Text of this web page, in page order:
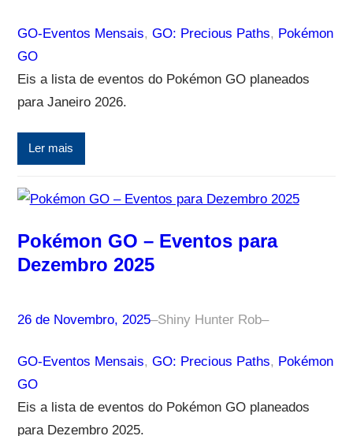
GO-Eventos Mensais, GO: Precious Paths, Pokémon
GO
Eis a lista de eventos do Pokémon GO planeados
para Janeiro 2026.
Ler mais
Pokémon GO – Eventos para
Dezembro 2025
26 de Novembro, 2025–Shiny Hunter Rob–
GO-Eventos Mensais, GO: Precious Paths, Pokémon
GO
Eis a lista de eventos do Pokémon GO planeados
para Dezembro 2025.